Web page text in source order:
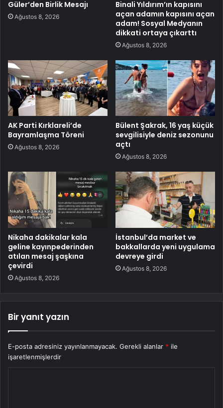
Güler’den Birlik Mesajı
Ağustos 8, 2026
Binali Yıldırım’ın kapısını
açan adamın kapısını açan
adam! Sosyal Medyanın
dikkati ortaya çıkarttı
Ağustos 8, 2026
AK Parti Kırklareli’de
Bayramlaşma Töreni
Ağustos 8, 2026
Bülent Şakrak, 16 yaş küçük
sevgilisiyle deniz sezonunu
açtı
Ağustos 8, 2026
Nikaha dakikalar kala
geline kayınpederinden
atılan mesaj şaşkına
çevirdi
Ağustos 8, 2026
İstanbul’da market ve
bakkallarda yeni uygulama
devreye girdi
Ağustos 8, 2026
Bir yanıt yazın
E-posta adresiniz yayınlanmayacak. Gerekli alanlar * ile
işaretlenmişlerdir